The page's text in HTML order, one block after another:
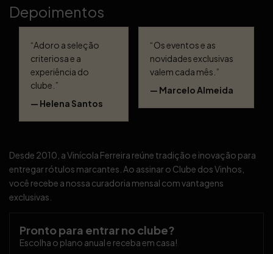
Depoimentos
“Adoro a seleção
criteriosa e a
experiência do
clube.”
— Helena Santos
“Os eventos e as
novidades exclusivas
valem cada mês.”
— Marcelo Almeida
Desde 2010, a Vinícola Ferreira reúne tradição e inovação para
entregar rótulos marcantes. Ao assinar o Clube dos Vinhos,
você recebe a nossa curadoria mensal com vantagens
exclusivas.
Pronto para entrar no clube?
Escolha o plano anual e receba em casa!